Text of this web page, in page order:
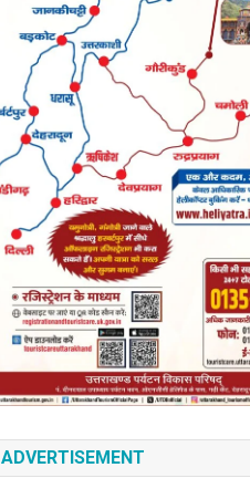
ADVERTISEMENT